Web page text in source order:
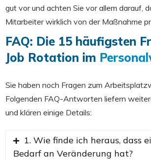
gut vor und achten Sie vor allem darauf,
Mitarbeiter wirklich von der Maßnahme
FAQ: Die 15 häufigsten
Job Rotation im
Sie haben noch Fragen zum
Folgenden FAQ-Antworten liefern
und klären einige Details:
1. Wie finde ich heraus, dass
Bedarf an Veränderung hat?